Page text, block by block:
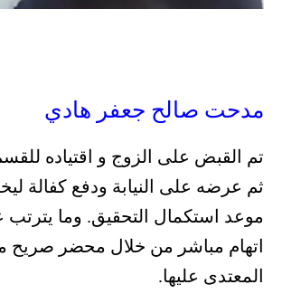
مدحت صالح جعفر هادي
تم القبض على الزوج و اقتياده
ثم عرضه على النيابة ودفع كفالة
موعد استكمال التحقيق. وما يترتب
اتهام مباشر من خلال محضر صريح
المعتدى عليها.